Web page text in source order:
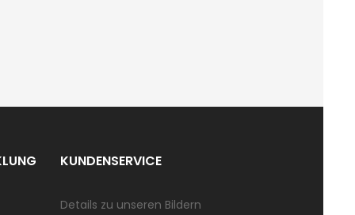
KUNDENSERVICE
Details zu unseren Bildern